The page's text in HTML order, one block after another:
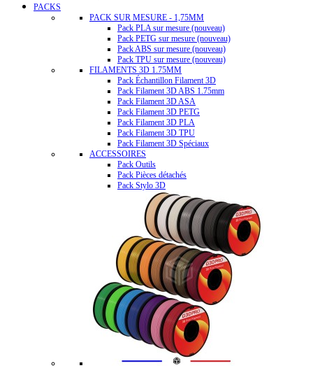
PACKS
PACK SUR MESURE - 1,75MM
Pack PLA sur mesure (nouveau)
Pack PETG sur mesure (nouveau)
Pack ABS sur mesure (nouveau)
Pack TPU sur mesure (nouveau)
FILAMENTS 3D 1.75MM
Pack Échantillon Filament 3D
Pack Filament 3D ABS 1.75mm
Pack Filament 3D ASA
Pack Filament 3D PETG
Pack Filament 3D PLA
Pack Filament 3D TPU
Pack Filament 3D Spéciaux
ACCESSOIRES
Pack Outils
Pack Pièces détachés
Pack Stylo 3D